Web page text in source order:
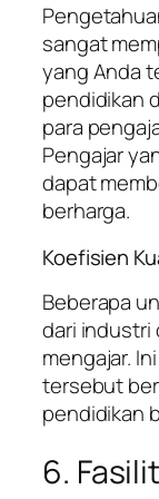
sangat
yang Anda
pendidikan
para
Pengajar
dapat
berharga.
Koefisien
Beberapa
dari industri
mengajar.
tersebut
pendidikan
6.